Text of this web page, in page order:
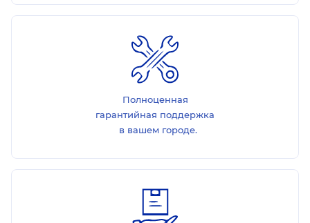
Полноценная
гарантийная поддержка
в вашем городе.